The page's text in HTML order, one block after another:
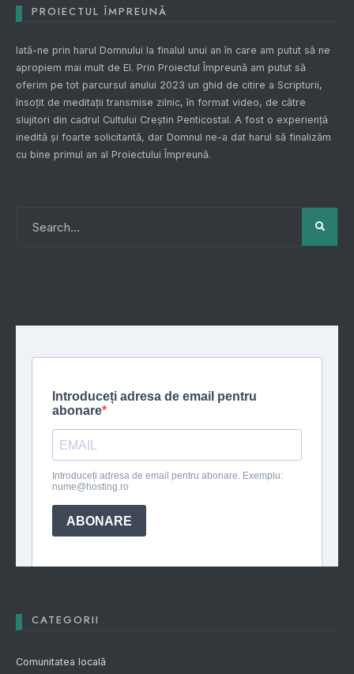
PROIECTUL ÎMPREUNĂ
Iată-ne prin harul Domnului la finalul unui an în care am putut să ne
apropiem mai mult de El. Prin Proiectul Împreună am putut să
oferim pe tot parcursul anului 2023 un ghid de citire a Scripturii,
însoțit de meditații transmise zilnic, în format video, de către
slujitori din cadrul Cultului Creștin Penticostal. A fost o experiență
inedită și foarte solicitantă, dar Domnul ne-a dat harul să finalizăm
cu bine primul an al Proiectului Împreună.
CATEGORII
Comunitatea locală